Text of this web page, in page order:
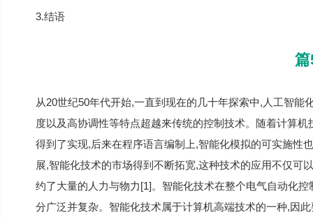
3.结语
从20世纪50年代开始,一直到现在的几十年探索中,人工智
度以及高协调性等特点超越来传统的控制技术。随着计算
得到了实现,后来在程序语言编制上,智能化模拟的可实施性
展,智能化技术的市场得到不断拓宽,这种技术的应用不仅可
约了大量的人力与物力[1]。智能化技术在整个电气自动化
分广泛并复杂。智能化技术属于计算机高端技术的一种,因